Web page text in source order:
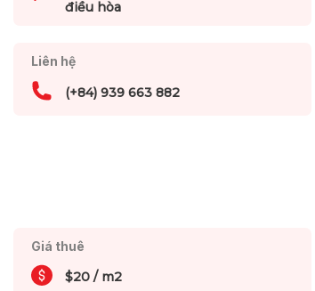
điều hòa
Liên hệ
(+84) 939 663 882
Giá thuê
$20 / m2